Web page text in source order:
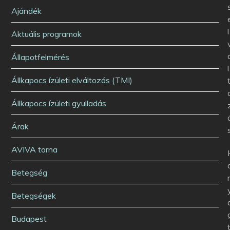
Ajándék
Aktuális programok
Állapotfelmérés
Állkapocs ízületi elváltozás (TMI)
Állkapocs ízületi gyulladás
Árak
AVIVA torna
Betegség
Betegségek
Budapest
l
l